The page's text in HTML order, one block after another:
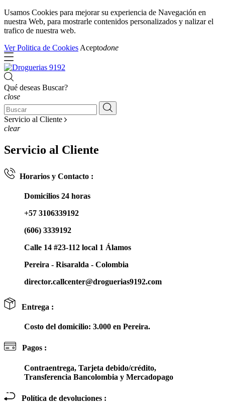
Usamos Cookies para mejorar su experiencia de Navegación en
nuestra Web, para mostrarle contenidos personalizados y nalizar el
trafico de nuestra web.
Ver Politica de Cookies Aceptodone
Qué deseas Buscar?
close
Servicio al Cliente
clear
Servicio al Cliente
Horarios y Contacto :
Domicilios 24 horas
+57 3106339192
(606) 3339192
Calle 14 #23-112 local 1 Álamos
Pereira - Risaralda - Colombia
director.callcenter@droguerias9192.com
Entrega :
Costo del domicilio: 3.000 en Pereira.
Pagos :
Contraentrega, Tarjeta debido/crédito,
Transferencia Bancolombia y Mercadopago
Política de devoluciones :